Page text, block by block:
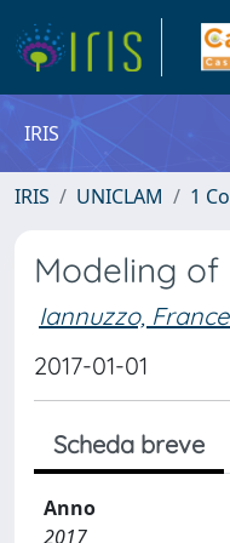
IRIS
IRIS UNICLAM 1
Modeling of
Iannuzzo,
2017-01-01
Scheda breve
Anno
2017